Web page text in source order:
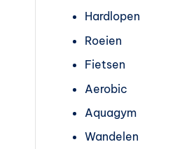
Hardlopen
Roeien
Fietsen
Aerobic
Aquagym
Wandelen